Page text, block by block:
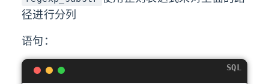
径进行分列
语句：
SQL